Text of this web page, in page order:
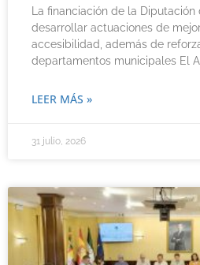
La financiación de la
desarrollar actuaciones de
accesibilidad, además de
departamentos municipales El
LEER MÁS »
31 julio, 2026